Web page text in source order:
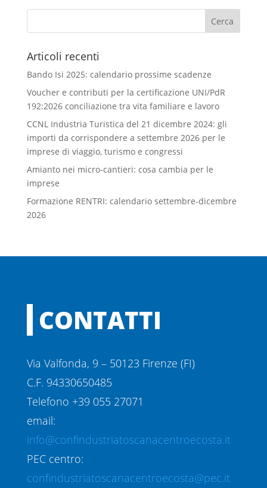
Articoli recenti
Bando Isi 2025: calendario prossime scadenze
Voucher e contributi per la certificazione UNI/PdR
192:2026 conciliazione tra vita familiare e lavoro
CCNL Industria Turistica del 21 dicembre 2024: gli
importi da corrispondere a settembre 2026 per le
imprese di viaggio, turismo e congressi
Amianto nei micro-cantieri: cosa cambia per le
imprese
Formazione RENTRI: calendario settembre-dicembre
2026
CONTATTI
Via Valfonda, 9 – 50123 Firenze (FI)
C.F. 94330650485
Telefono +39 055 27071
email:
info@confindustriatoscanacentroecosta.it
PEC centro:
confindustriatoscanacentroecosta@pec.it